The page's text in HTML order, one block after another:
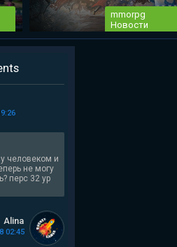
mmorpg
Новости
Чтобы подогреть и без того не
человеком и
не могу
перс 32 ур
Alina
02:45